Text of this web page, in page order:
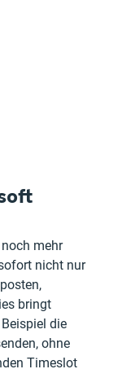
mehr
nicht nur
bringt
die
ohne
Timeslot